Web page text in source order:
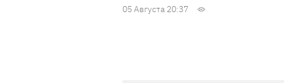
05 Августа 20:37